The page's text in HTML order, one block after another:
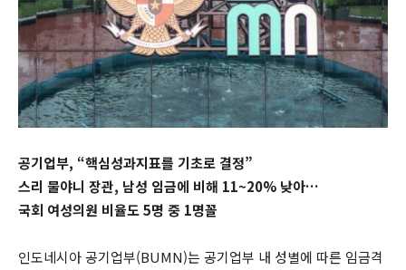
공기업부, “핵심성과지표를 기초로 결정”
스리 물야니 장관, 남성 임금에 비해 11~20% 낮아…
국회 여성의원 비율도 5명 중 1명꼴
인도네시아 공기업부(BUMN)는 공기업부 내 성별에 따른 임금격